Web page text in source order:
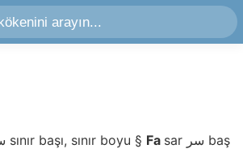
sınır başı, sınır boyu § Fa sar
baş